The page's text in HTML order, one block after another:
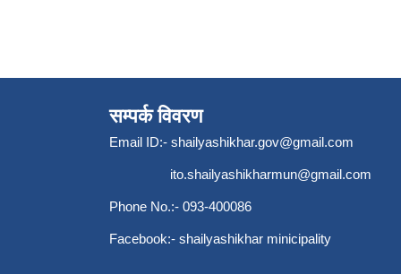
सम्पर्क विवरण
Email ID:- shailyashikhar.gov@gmail.com
ito.shailyashikharmun@gmail.com
Phone No.:- 093-400086
Facebook:- shailyashikhar minicipality